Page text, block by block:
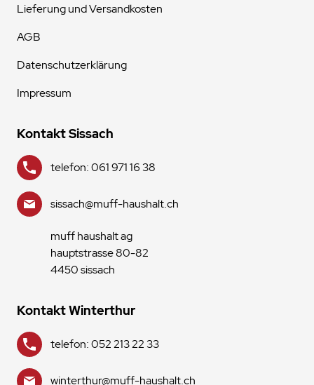
Lieferung und Versandkosten
AGB
Datenschutzerklärung
Impressum
Kontakt Sissach
telefon: 061 971 16 38
sissach@muff-haushalt.ch
muff haushalt ag
hauptstrasse 80-82
4450 sissach
Kontakt Winterthur
telefon: 052 213 22 33
winterthur@muff-haushalt.ch